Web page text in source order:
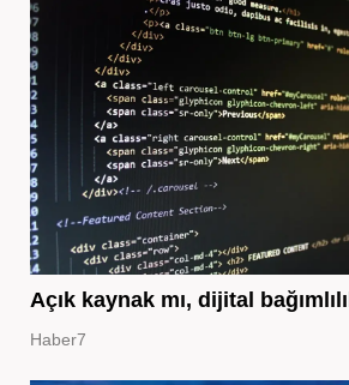
Açık kaynak mı, dijital
Haber7